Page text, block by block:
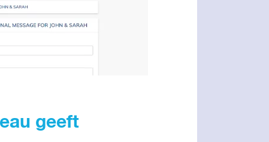
geeft